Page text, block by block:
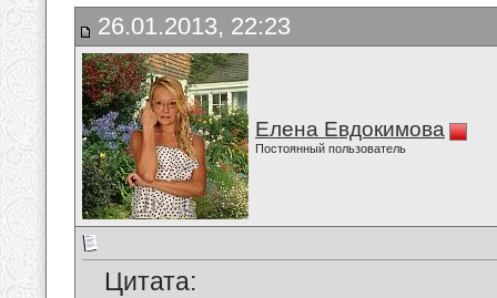
26.01.2013, 22:23
Елена Евдокимова
Постоянный пользователь
Цитата: